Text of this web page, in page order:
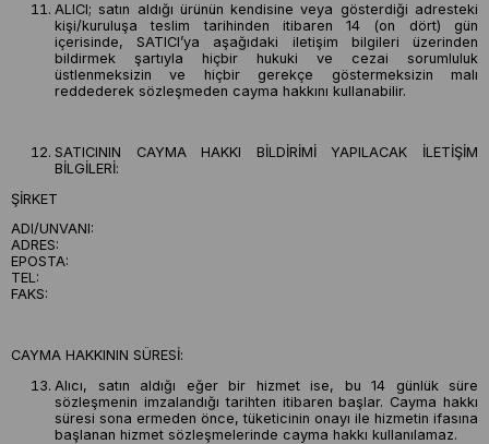
ALICI; satın aldığı ürünün kendisine veya gösterdiği adresteki
kişi/kuruluşa teslim tarihinden itibaren 14 (on dört) gün
içerisinde, SATICI’ya aşağıdaki iletişim bilgileri üzerinden
bildirmek şartıyla hiçbir hukuki ve cezai sorumluluk
üstlenmeksizin ve hiçbir gerekçe göstermeksizin malı
reddederek sözleşmeden cayma hakkını kullanabilir.
SATICININ CAYMA HAKKI BİLDİRİMİ YAPILACAK İLETİŞİM
BİLGİLERİ:
ŞİRKET
ADI/UNVANI:
ADRES:
EPOSTA:
TEL:
FAKS:
CAYMA HAKKININ SÜRESİ:
Alıcı, satın aldığı eğer bir hizmet ise, bu 14 günlük süre
sözleşmenin imzalandığı tarihten itibaren başlar. Cayma hakkı
süresi sona ermeden önce, tüketicinin onayı ile hizmetin ifasına
başlanan hizmet sözleşmelerinde cayma hakkı kullanılamaz.